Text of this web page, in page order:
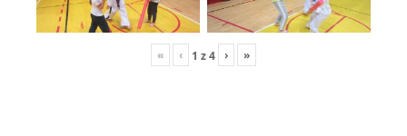
« ‹ 1 z4 › »